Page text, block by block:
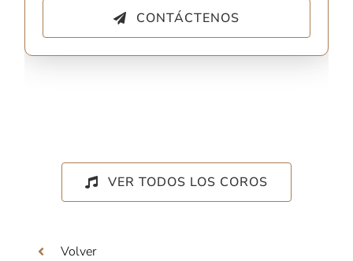
CONTÁCTENOS
VER TODOS LOS COROS
Volver